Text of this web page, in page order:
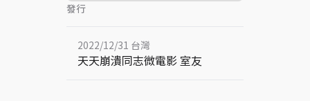
發行
2022/12/31 台灣
天天崩潰同志微電影 室友